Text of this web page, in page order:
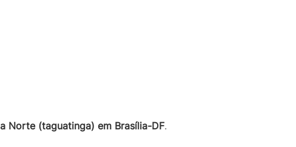
Norte (taguatinga) em Brasília-DF.